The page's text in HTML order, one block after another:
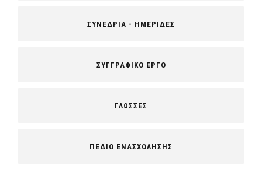
ΣΥΝΕΔΡΙΑ - ΗΜΕΡΙΔΕΣ
ΣΥΓΓΡΑΦΙΚΟ ΕΡΓΟ
ΓΛΩΣΣΕΣ
ΠΕΔΙΟ ΕΝΑΣΧΟΛΗΣΗΣ